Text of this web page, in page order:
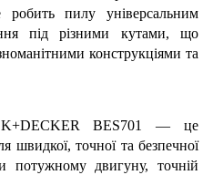
робить пилу універсальним
під різними кутами, що
конструкціями та
BES701 — це
швидкої, точної та безпечної
потужному двигуну, точній